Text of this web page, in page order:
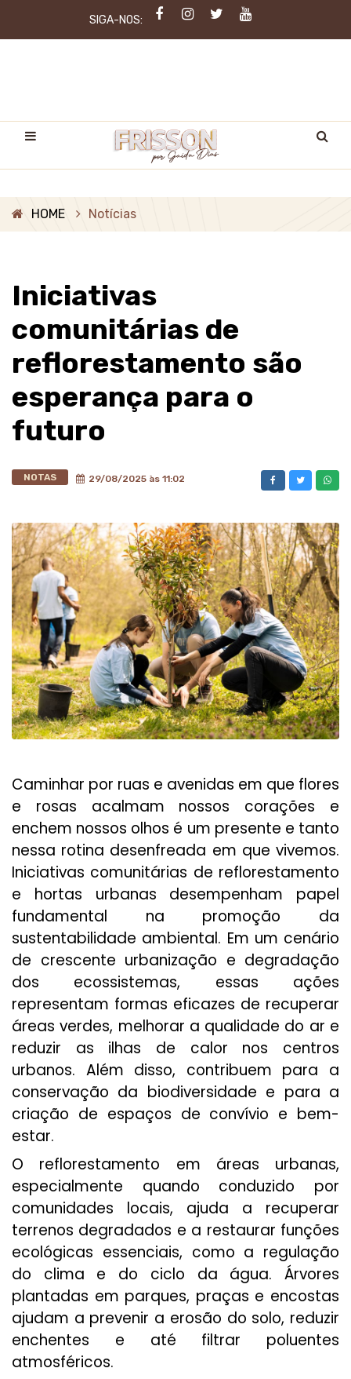
SIGA-NOS:
HOME Notícias
Iniciativas
comunitárias de
reflorestamento são
esperança para o
futuro
NOTAS 29/08/2025 às 11:02
Caminhar por ruas e avenidas em que flores
e rosas acalmam nossos corações e
enchem nossos olhos é um presente e tanto
nessa rotina desenfreada em que vivemos.
Iniciativas comunitárias de reflorestamento
e hortas urbanas desempenham papel
fundamental na promoção da
sustentabilidade ambiental. Em um cenário
de crescente urbanização e degradação
dos ecossistemas, essas ações
representam formas eficazes de recuperar
áreas verdes, melhorar a qualidade do ar e
reduzir as ilhas de calor nos centros
urbanos. Além disso, contribuem para a
conservação da biodiversidade e para a
criação de espaços de convívio e bem-
estar.
O reflorestamento em áreas urbanas,
especialmente quando conduzido por
comunidades locais, ajuda a recuperar
terrenos degradados e a restaurar funções
ecológicas essenciais, como a regulação
do clima e do ciclo da água. Árvores
plantadas em parques, praças e encostas
ajudam a prevenir a erosão do solo, reduzir
enchentes e até filtrar poluentes
atmosféricos.